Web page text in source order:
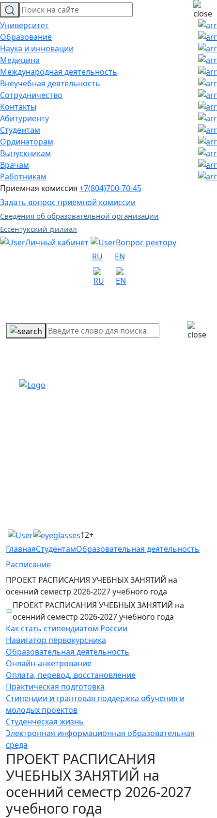
Университет
Образование
Наука и инновации
Медицина
Международная деятельность
Внеучебная деятельность
Сотрудничество
Контакты
Абитуриенту
Студентам
Ординаторам
Выпускникам
Врачам
Работникам
Приемная комиссия +7(804)700-70-45
Задать вопрос приемной комиссии
Сведения об образовательной организации
Ессентукский филиал
Личный кабинет
Вопрос ректору
RU
EN
12+
ГлавнаяСтудентамОбразовательная деятельность
Расписание
ПРОЕКТ РАСПИСАНИЯ УЧЕБНЫХ ЗАНЯТИЙ на
осенний семестр 2026-2027 учебного года
ПРОЕКТ РАСПИСАНИЯ УЧЕБНЫХ ЗАНЯТИЙ на
осенний семестр 2026-2027 учебного года
Как стать стипендиатом России
Навигатор первокурсника
Образовательная деятельность
Онлайн-анкетрование
Оплата, перевод, восстановление
Практическая подготовка
Стипендии и грантовая поддержка обучения и
молодых проектов
Студенческая жизнь
Электронная информационная образовательная
среда
ПРОЕКТ РАСПИСАНИЯ
УЧЕБНЫХ ЗАНЯТИЙ на
осенний семестр 2026-2027
учебного года